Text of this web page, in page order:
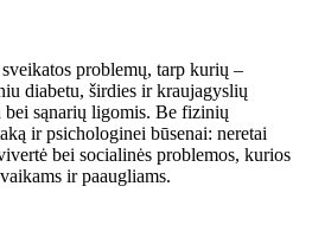
problemų, tarp kurių –
diabetu, širdies ir kraujagyslių
sąnarių ligomis. Be fizinių
ir psichologinei būsenai: neretai
bei socialinės problemos, kurios
ir paaugliams.